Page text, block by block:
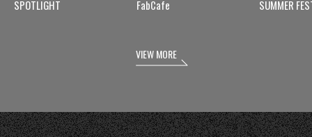
SPOTLIGHT FabCafe SUMMER
VIEW MORE